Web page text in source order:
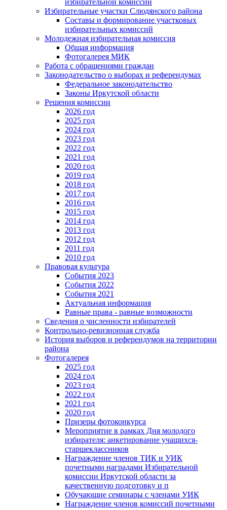
избирательной комиссии
Избирательные участки Слюдянского района
Составы и формирование участковых
избирательных комиссий
Молодежная избирательная комиссия
Общая информация
Фотогалерея МИК
Работа с обращениями граждан
Законодательство о выборах и референдумах
Федеральное законодательство
Законы Иркутской области
Решения комиссии
2026 год
2025 год
2024 год
2023 год
2022 год
2021 год
2020 год
2019 год
2018 год
2017 год
2016 год
2015 год
2014 год
2013 год
2012 год
2011 год
2010 год
Правовая культура
События 2023
События 2022
События 2021
Актуальная информация
Равные права - равные возможности
Сведения о численности избирателей
Контрольно-ревизионная служба
История выборов и референдумов на территории
района
Фотогалерея
2025 год
2024 год
2023 год
2022 год
2021 год
2020 год
Призеры фотоконкурса
Мероприятие в рамках Дня молодого
избирателя: анкетирование учащихся-
старшеклассников
Награждение членов ТИК и УИК
почетными наградами Избирательной
комиссии Иркутской области за
качественную подготовку и п
Обучающие семинары с членами УИК
Награждение членов комиссий почетными